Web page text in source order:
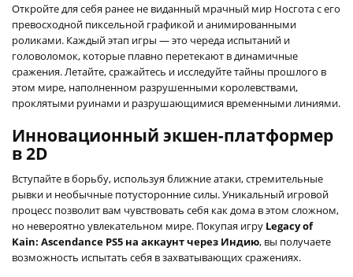
Откройте для себя ранее не виданный мрачный мир Носгота с его
превосходной пиксельной графикой и анимированными
роликами. Каждый этап игры — это череда испытаний и
головоломок, которые плавно перетекают в динамичные
сражения. Летайте, сражайтесь и исследуйте тайны прошлого в
этом мире, наполненном разрушенными королевствами,
проклятыми руинами и разрушающимися временными линиями.
Инновационный экшен-платформер
в 2D
Вступайте в борьбу, используя ближние атаки, стремительные
рывки и необычные потусторонние силы. Уникальный игровой
процесс позволит вам чувствовать себя как дома в этом сложном,
но невероятно увлекательном мире. Покупая игру Legacy of
Kain: Ascendance PS5 на аккаунт через Индию, вы получаете
возможность испытать себя в захватывающих сражениях.